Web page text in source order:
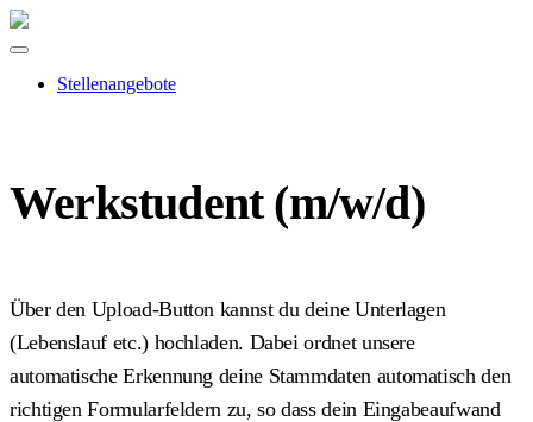
Stellenangebote
Werkstudent (m/w/d)
Über den Upload-Button kannst du deine Unterlagen
(Lebenslauf etc.) hochladen. Dabei ordnet unsere
automatische Erkennung deine Stammdaten automatisch den
richtigen Formularfeldern zu, so dass dein Eingabeaufwand